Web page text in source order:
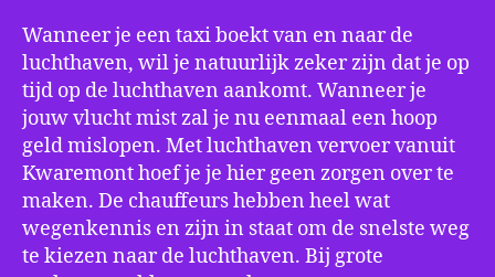
Wanneer je een taxi boekt van en naar de
luchthaven, wil je natuurlijk zeker zijn dat je op
tijd op de luchthaven aankomt. Wanneer je
jouw vlucht mist zal je nu eenmaal een hoop
geld mislopen. Met luchthaven vervoer vanuit
Kwaremont hoef je je hier geen zorgen over te
maken. De chauffeurs hebben heel wat
wegenkennis en zijn in staat om de snelste weg
te kiezen naar de luchthaven. Bij grote